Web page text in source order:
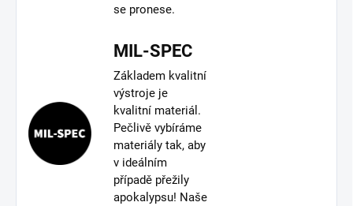
se pronese.
MIL-SPEC
Základem kvalitní
výstroje je
kvalitní materiál.
Pečlivě vybíráme
materiály tak, aby
v ideálním
případě přežily
apokalypsu! Naše